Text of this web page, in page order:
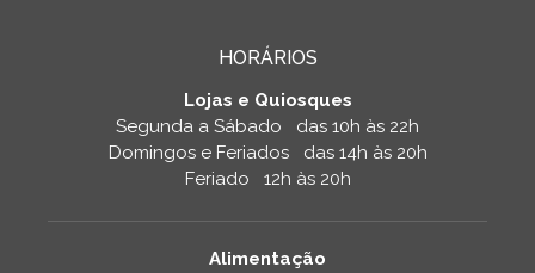
HORÁRIOS
Lojas e Quiosques
Segunda a Sábado das 10h às 22h
Domingos e Feriados das 14h às 20h
Feriado 12h às 20h
Alimentação